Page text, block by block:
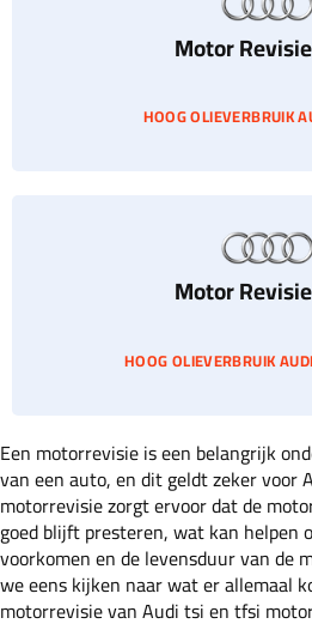
Motor
HOOG OLIEVERBRUIK
Motor
HOOG OLIEVERBRUIK
Een motorrevisie is een belangrijk
van een auto, en dit geldt zeker voor
motorrevisie zorgt ervoor dat de
goed blijft presteren, wat kan helpen
voorkomen en de levensduur van de
we eens kijken naar wat er allemaal
motorrevisie van Audi tsi en tfsi